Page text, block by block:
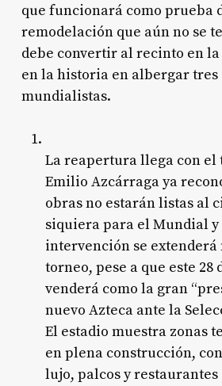
que funcionará como prueba
remodelación que aún no se
debe convertir al recinto en
en la historia en albergar
mundialistas.
La reapertura llega con el
Emilio Azcárraga ya
obras no estarán listas al
siquiera para el Mundial y
intervención se extenderá
torneo, pese a que este 28
venderá como la gran
nuevo Azteca ante la
El estadio muestra zonas
en plena construcción,
lujo, palcos y restaurantes